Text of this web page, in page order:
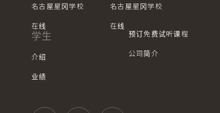
名古屋星冈学校
在线
名古屋星冈学校
在线
学生
介绍
业绩
预订免费试听课程
公司简介